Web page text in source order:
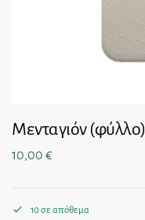
Μενταγιόν (φύλλο)
10,00 €
10 σε απόθεμα